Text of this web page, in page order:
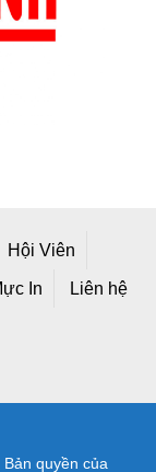
Hội Viên
In Liên hệ
quyền của